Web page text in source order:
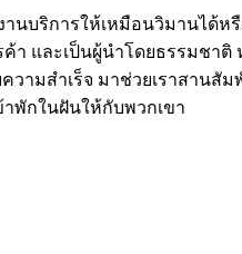
นบริการให้เหมือนวิมานได้ห
า และเป็นผู้นำโดยธรรมชาติ
วามสำเร็จ มาช่วยเราสานสั
พักในฝันให้กับพวกเขา